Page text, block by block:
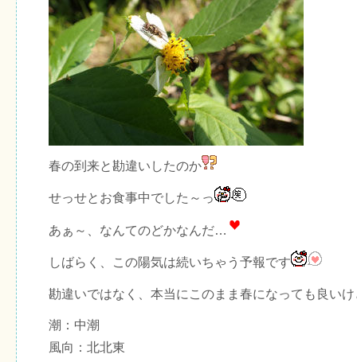
春の到来と勘違いしたのか
せっせとお食事中でした～っ
あぁ～、なんてのどかなんだ…
しばらく、この陽気は続いちゃう予報です
勘違いではなく、本当にこのまま春になっても良い
潮：中潮
風向：北北東